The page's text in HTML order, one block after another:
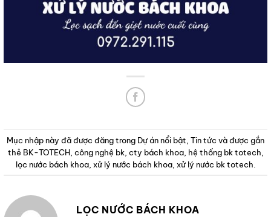
Mục nhập này đã được đăng trong Dự án nổi bật Tin tức và được gắn
thẻ BK-TOTECH, công nghệ bk, cty bách khoa, hệ thống bk totech
lọc nước bách khoa, xử lý nước bách khoa, xử lý nước bk totech
LỌC NƯỚC BÁCH KHOA